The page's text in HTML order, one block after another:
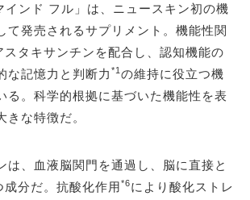
インド フル」は、ニュースキン初の機
て発売されるサプリメント。機能性関
スタキサンチンを配合し、認知機能の
な記憶力と判断力 *1 の維持に役立つ機
る。科学的根拠に基づいた機能性を表
きな特徴だ。
は、血液脳関門を通過し、脳に直接と
成分だ。抗酸化作用*6により酸化ストレ